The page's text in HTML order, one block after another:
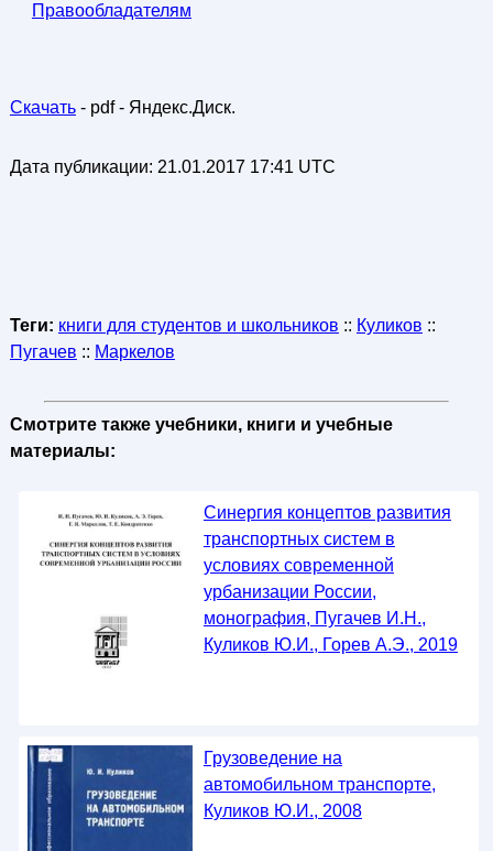
Правообладателям
Скачать- pdf - Яндекс.Диск.
Дата публикации: 21.01.2017 17:41 UTC
Теги: книги для студентов и школьников :: Куликов ::
Пугачев :: Маркелов
Смотрите также учебники, книги и учебные
материалы:
Синергия концептов развития
транспортных систем в
условиях современной
урбанизации России,
монография, Пугачев И.Н.,
Куликов Ю.И., Горев А.Э., 2019
Грузоведение на
автомобильном транспорте,
Куликов Ю.И., 2008